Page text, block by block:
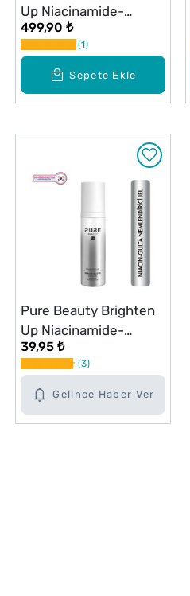
Sepete Ekle
Up Niacinamide-
Glutathione Luminous
Krem 50 ml
499,90 ₺
1
Gelince Haber Ver
Pure Beauty Brighten
Up Niacinamide-
Glutawater Jel 50 ml
39,95 ₺
3